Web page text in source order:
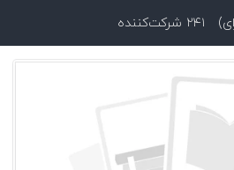
۲۴۱ شرکت‌کننده